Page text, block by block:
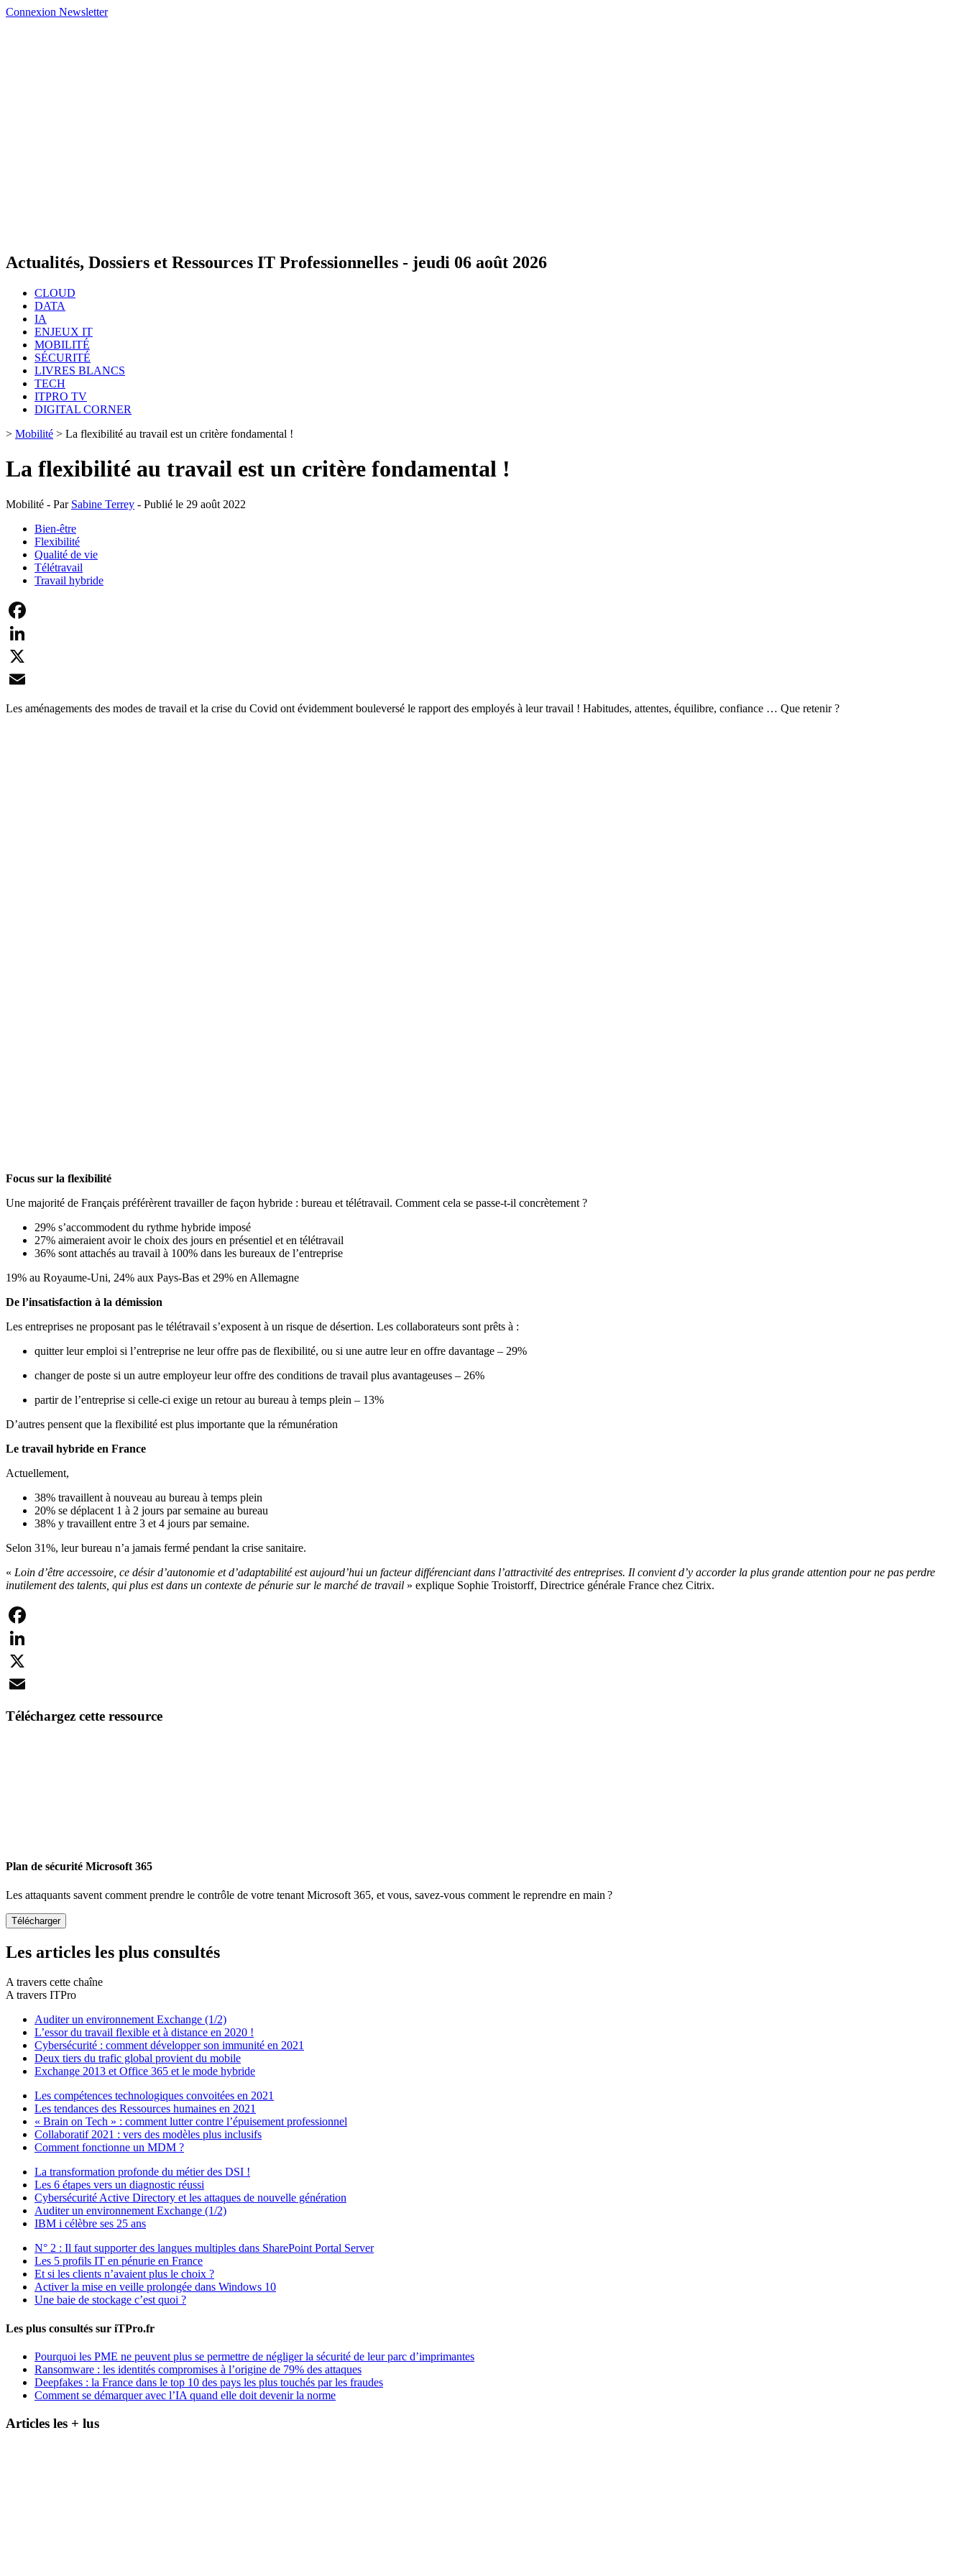
Connexion Newsletter
Actualités, Dossiers et Ressources IT Professionnelles - jeudi 06 août 2026
CLOUD
DATA
IA
ENJEUX IT
MOBILITÉ
SÉCURITÉ
LIVRES BLANCS
TECH
ITPRO TV
DIGITAL CORNER
> Mobilité > La flexibilité au travail est un critère fondamental !
La flexibilité au travail est un critère fondamental !
Mobilité - Par Sabine Terrey - Publié le 29 août 2022
Bien-être
Flexibilité
Qualité de vie
Télétravail
Travail hybride
Facebook
LinkedIn
X
Email
Les aménagements des modes de travail et la crise du Covid ont évidemment bouleversé le rapport des employés à leur travail ! Habitudes, attentes, équilibre, confiance … Que retenir ?
Focus sur la flexibilité
Une majorité de Français préférèrent travailler de façon hybride : bureau et télétravail. Comment cela se passe-t-il concrètement ?
29% s’accommodent du rythme hybride imposé
27% aimeraient avoir le choix des jours en présentiel et en télétravail
36% sont attachés au travail à 100% dans les bureaux de l’entreprise
19% au Royaume-Uni, 24% aux Pays-Bas et 29% en Allemagne
De l’insatisfaction à la démission
Les entreprises ne proposant pas le télétravail s’exposent à un risque de désertion. Les collaborateurs sont prêts à :
quitter leur emploi si l’entreprise ne leur offre pas de flexibilité, ou si une autre leur en offre davantage – 29%
changer de poste si un autre employeur leur offre des conditions de travail plus avantageuses – 26%
partir de l’entreprise si celle-ci exige un retour au bureau à temps plein – 13%
D’autres pensent que la flexibilité est plus importante que la rémunération
Le travail hybride en France
Actuellement,
38% travaillent à nouveau au bureau à temps plein
20% se déplacent 1 à 2 jours par semaine au bureau
38% y travaillent entre 3 et 4 jours par semaine.
Selon 31%, leur bureau n’a jamais fermé pendant la crise sanitaire.
« Loin d’être accessoire, ce désir d’autonomie et d’adaptabilité est aujourd’hui un facteur différenciant dans l’attractivité des entreprises. Il convient d’y accorder la plus grande attention pour ne pas perdre
inutilement des talents, qui plus est dans un contexte de pénurie sur le marché de travail » explique Sophie Troistorff, Directrice générale France chez Citrix.
Facebook
LinkedIn
X
Téléchargez cette ressource
Plan de sécurité Microsoft 365
Les attaquants savent comment prendre le contrôle de votre tenant Microsoft 365, et vous, savez-vous comment le reprendre en main ?
Les articles les plus consultés
A travers cette chaîne
A travers ITPro
Auditer un environnement Exchange (1/2)
L’essor du travail flexible et à distance en 2020 !
Cybersécurité : comment développer son immunité en 2021
Deux tiers du trafic global provient du mobile
Exchange 2013 et Office 365 et le mode hybride
Les compétences technologiques convoitées en 2021
Les tendances des Ressources humaines en 2021
« Brain on Tech » : comment lutter contre l’épuisement professionnel
Collaboratif 2021 : vers des modèles plus inclusifs
Comment fonctionne un MDM ?
La transformation profonde du métier des DSI !
Les 6 étapes vers un diagnostic réussi
Cybersécurité Active Directory et les attaques de nouvelle génération
Auditer un environnement Exchange (1/2)
IBM i célèbre ses 25 ans
N° 2 : Il faut supporter des langues multiples dans SharePoint Portal Server
Les 5 profils IT en pénurie en France
Et si les clients n’avaient plus le choix ?
Activer la mise en veille prolongée dans Windows 10
Une baie de stockage c’est quoi ?
Les plus consultés sur iTPro.fr
Pourquoi les PME ne peuvent plus se permettre de négliger la sécurité de leur parc d’imprimantes
Ransomware : les identités compromises à l’origine de 79% des attaques
Deepfakes : la France dans le top 10 des pays les plus touchés par les fraudes
Comment se démarquer avec l’IA quand elle doit devenir la norme
Articles les + lus